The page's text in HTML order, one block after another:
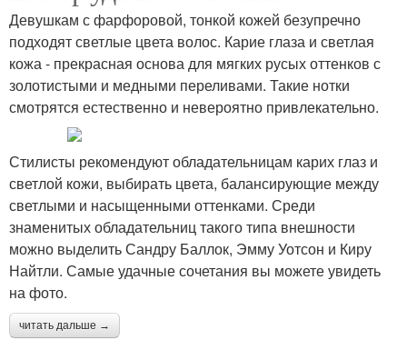
Девушкам с фарфоровой, тонкой кожей безупречно
подходят светлые цвета волос. Карие глаза и светлая
кожа - прекрасная основа для мягких русых оттенков с
золотистыми и медными переливами. Такие нотки
смотрятся естественно и невероятно привлекательно.
Стилисты рекомендуют обладательницам карих глаз и
светлой кожи, выбирать цвета, балансирующие между
светлыми и насыщенными оттенками. Среди
знаменитых обладательниц такого типа внешности
можно выделить Сандру Баллок, Эмму Уотсон и Киру
Найтли. Самые удачные сочетания вы можете увидеть
на фото.
читать дальше →